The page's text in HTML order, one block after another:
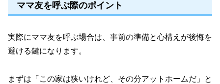
ママ友を呼ぶ際のポイント
実際にママ友を呼ぶ場合は、事前の準備と心構えが後悔を
避ける鍵になります。
まずは「この家は狭いけれど、その分アットホームだ」と